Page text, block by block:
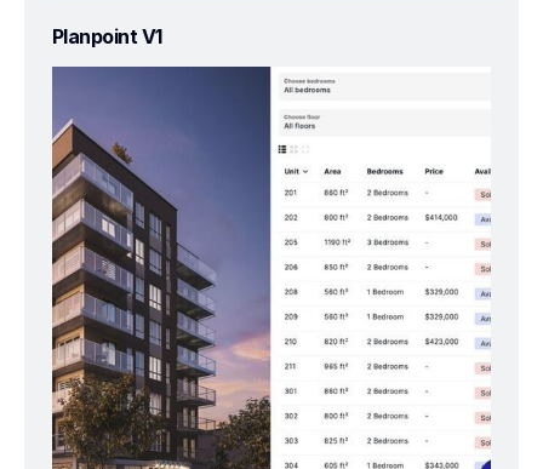
Planpoint V1